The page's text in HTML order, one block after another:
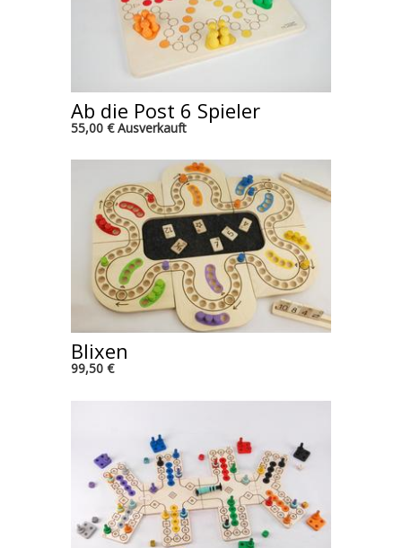
Ab die Post 6 Spieler
55,00 € Ausverkauft
Blixen
99,50 €